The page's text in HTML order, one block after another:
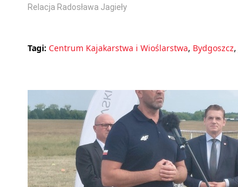
Relacja Radosława Jagieły
Tagi: Centrum Kajakarstwa i Wioślarstwa, Bydgoszcz,